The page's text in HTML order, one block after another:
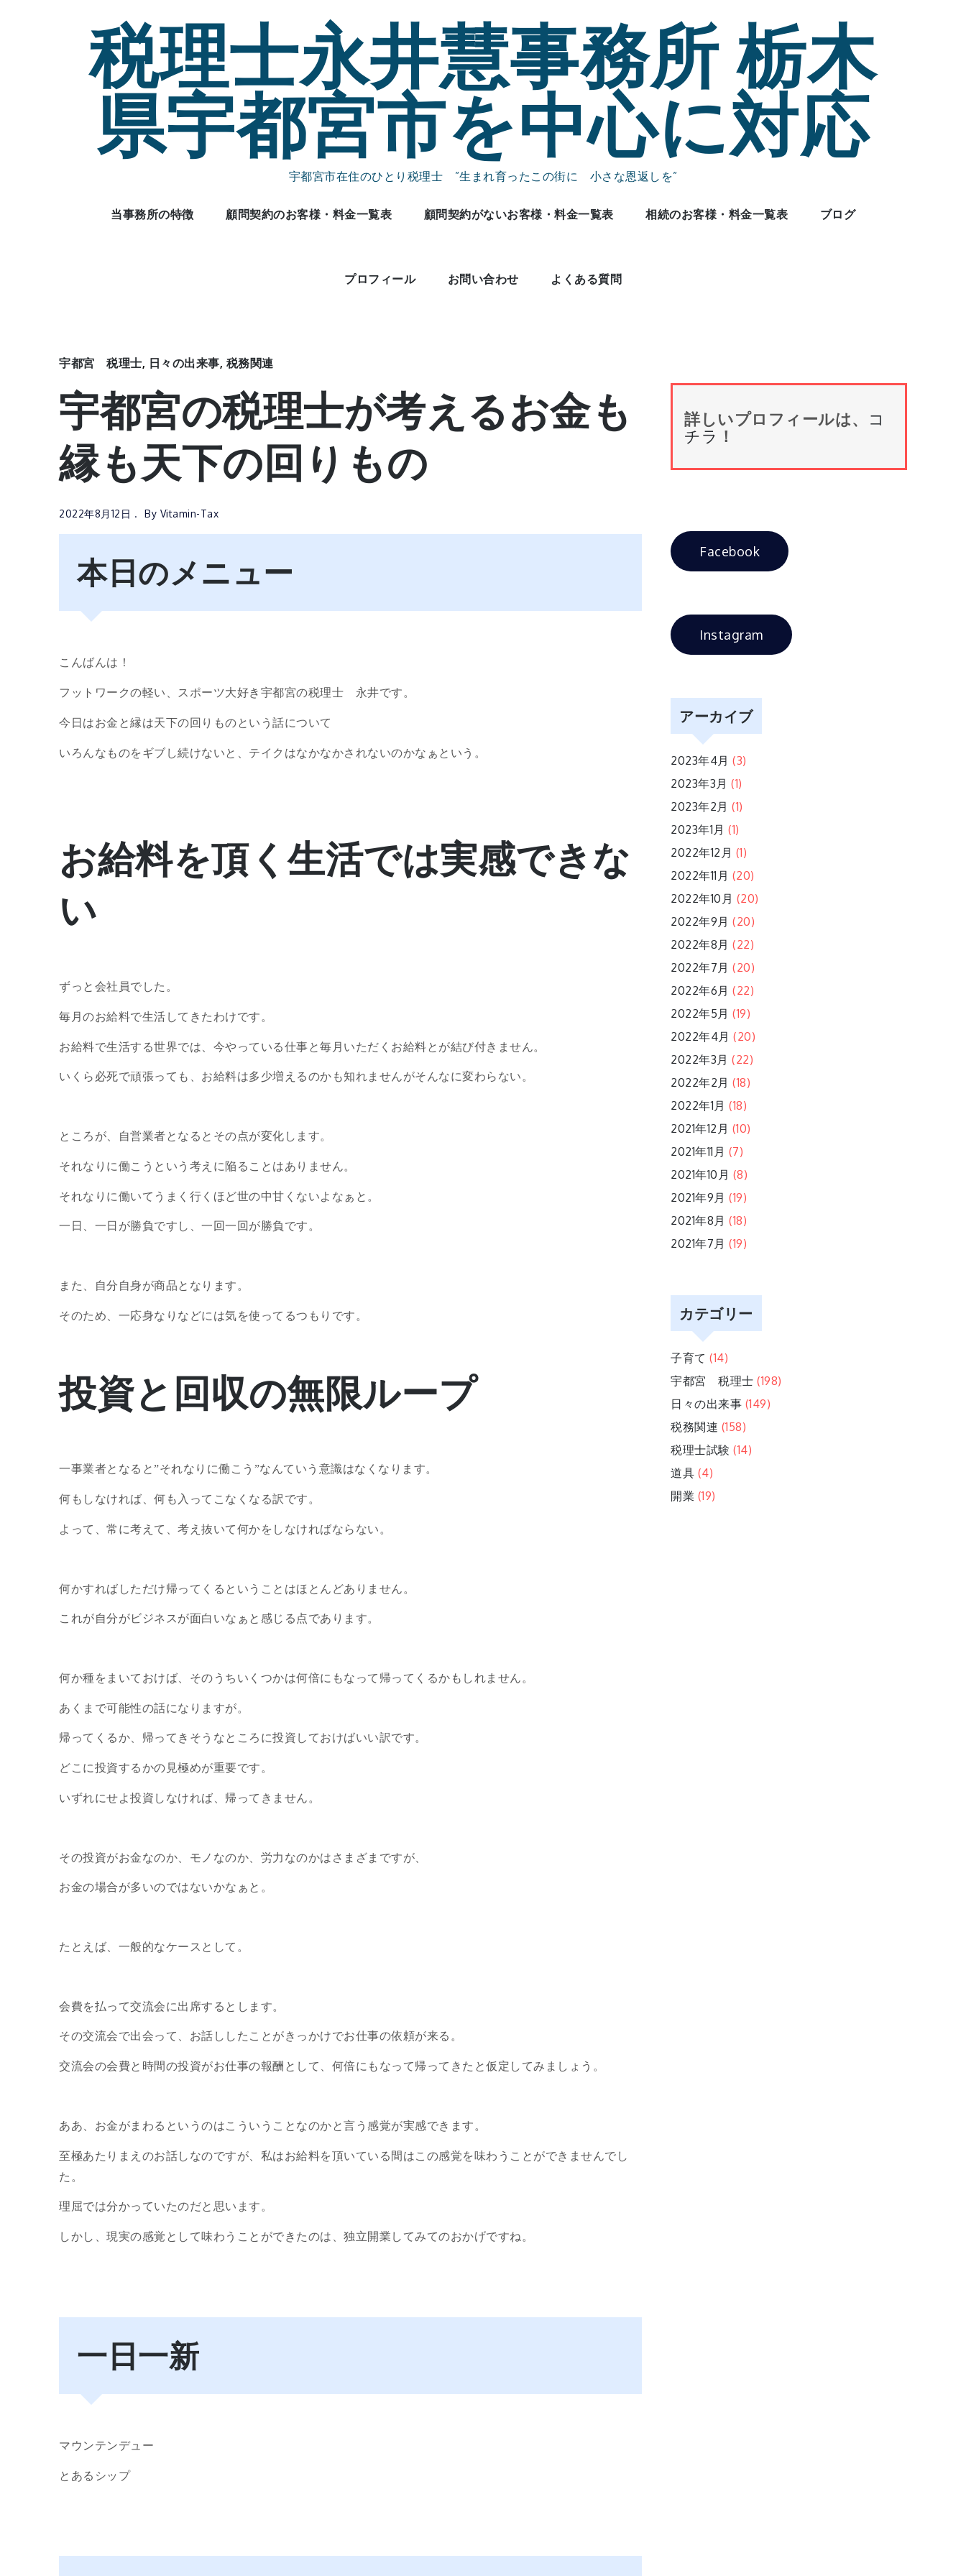
税理士永井慧事務所 栃木
県宇都宮市を中心に対応
宇都宮市在住のひとり税理士 ”生まれ育ったこの街に 小さな恩返しを”
当事務所の特徴 顧問契約のお客様・料金一覧表 顧問契約がないお客様・料金一覧表 相続のお客様・料金一覧表 ブログ
プロフィール お問い合わせ よくある質問
宇都宮 税理士, 日々の出来事, 税務関連
宇都宮の税理士が考えるお金も
縁も天下の回りもの
2022年8月12日 By Vitamin-Tax
本日のメニュー
こんばんは！
フットワークの軽い、スポーツ大好き宇都宮の税理士 永井です。
今日はお金と縁は天下の回りものという話について
いろんなものをギブし続けないと、テイクはなかなかされないのかなぁという。
お給料を頂く生活では実感できな
い
ずっと会社員でした。
毎月のお給料で生活してきたわけです。
お給料で生活する世界では、今やっている仕事と毎月いただくお給料とが結び付きません。
いくら必死で頑張っても、お給料は多少増えるのかも知れませんがそんなに変わらない。
ところが、自営業者となるとその点が変化します。
それなりに働こうという考えに陥ることはありません。
それなりに働いてうまく行くほど世の中甘くないよなぁと。
一日、一日が勝負ですし、一回一回が勝負です。
また、自分自身が商品となります。
そのため、一応身なりなどには気を使ってるつもりです。
投資と回収の無限ループ
一事業者となると”それなりに働こう”なんていう意識はなくなります。
何もしなければ、何も入ってこなくなる訳です。
よって、常に考えて、考え抜いて何かをしなければならない。
何かすればしただけ帰ってくるということはほとんどありません。
これが自分がビジネスが面白いなぁと感じる点であります。
何か種をまいておけば、そのうちいくつかは何倍にもなって帰ってくるかもしれません。
あくまで可能性の話になりますが。
帰ってくるか、帰ってきそうなところに投資しておけばいい訳です。
どこに投資するかの見極めが重要です。
いずれにせよ投資しなければ、帰ってきません。
その投資がお金なのか、モノなのか、労力なのかはさまざまですが、
お金の場合が多いのではないかなぁと。
たとえば、一般的なケースとして。
会費を払って交流会に出席するとします。
その交流会で出会って、お話ししたことがきっかけでお仕事の依頼が来る。
交流会の会費と時間の投資がお仕事の報酬として、何倍にもなって帰ってきたと仮定してみましょう。
ああ、お金がまわるというのはこういうことなのかと言う感覚が実感できます。
至極あたりまえのお話しなのですが、私はお給料を頂いている間はこの感覚を味わうことができませんでし
た。
理屈では分かっていたのだと思います。
しかし、現実の感覚として味わうことができたのは、独立開業してみてのおかげですね。
一日一新
マウンテンデュー
とあるシップ
詳しいプロフィールは、
コ
チラ ！
Facebook
Instagram
アーカイブ
2023年4月 (3)
2023年3月 (1)
2023年2月 (1)
2023年1月 (1)
2022年12月 (1)
2022年11月 (20)
2022年10月 (20)
2022年9月 (20)
2022年8月 (22)
2022年7月 (20)
2022年6月 (22)
2022年5月 (19)
2022年4月 (20)
2022年3月 (22)
2022年2月 (18)
2022年1月 (18)
2021年12月 (10)
2021年11月 (7)
2021年10月 (8)
2021年9月 (19)
2021年8月 (18)
2021年7月 (19)
カテゴリー
子育て (14)
宇都宮 税理士 (198)
日々の出来事 (149)
税務関連 (158)
税理士試験 (14)
道具 (4)
開業 (19)